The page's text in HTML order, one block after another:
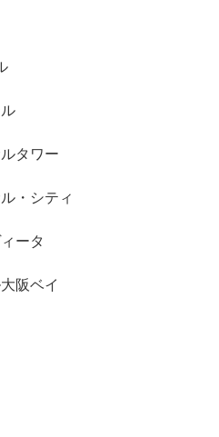
タワー
・シティ
ータ
阪ベイ